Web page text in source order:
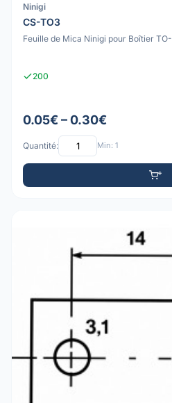
Ninigi
CS-TO3
Feuille de Mica Ninigi pour Boîtier
200
0.05€ – 0.30€
Quantité: Min: 1